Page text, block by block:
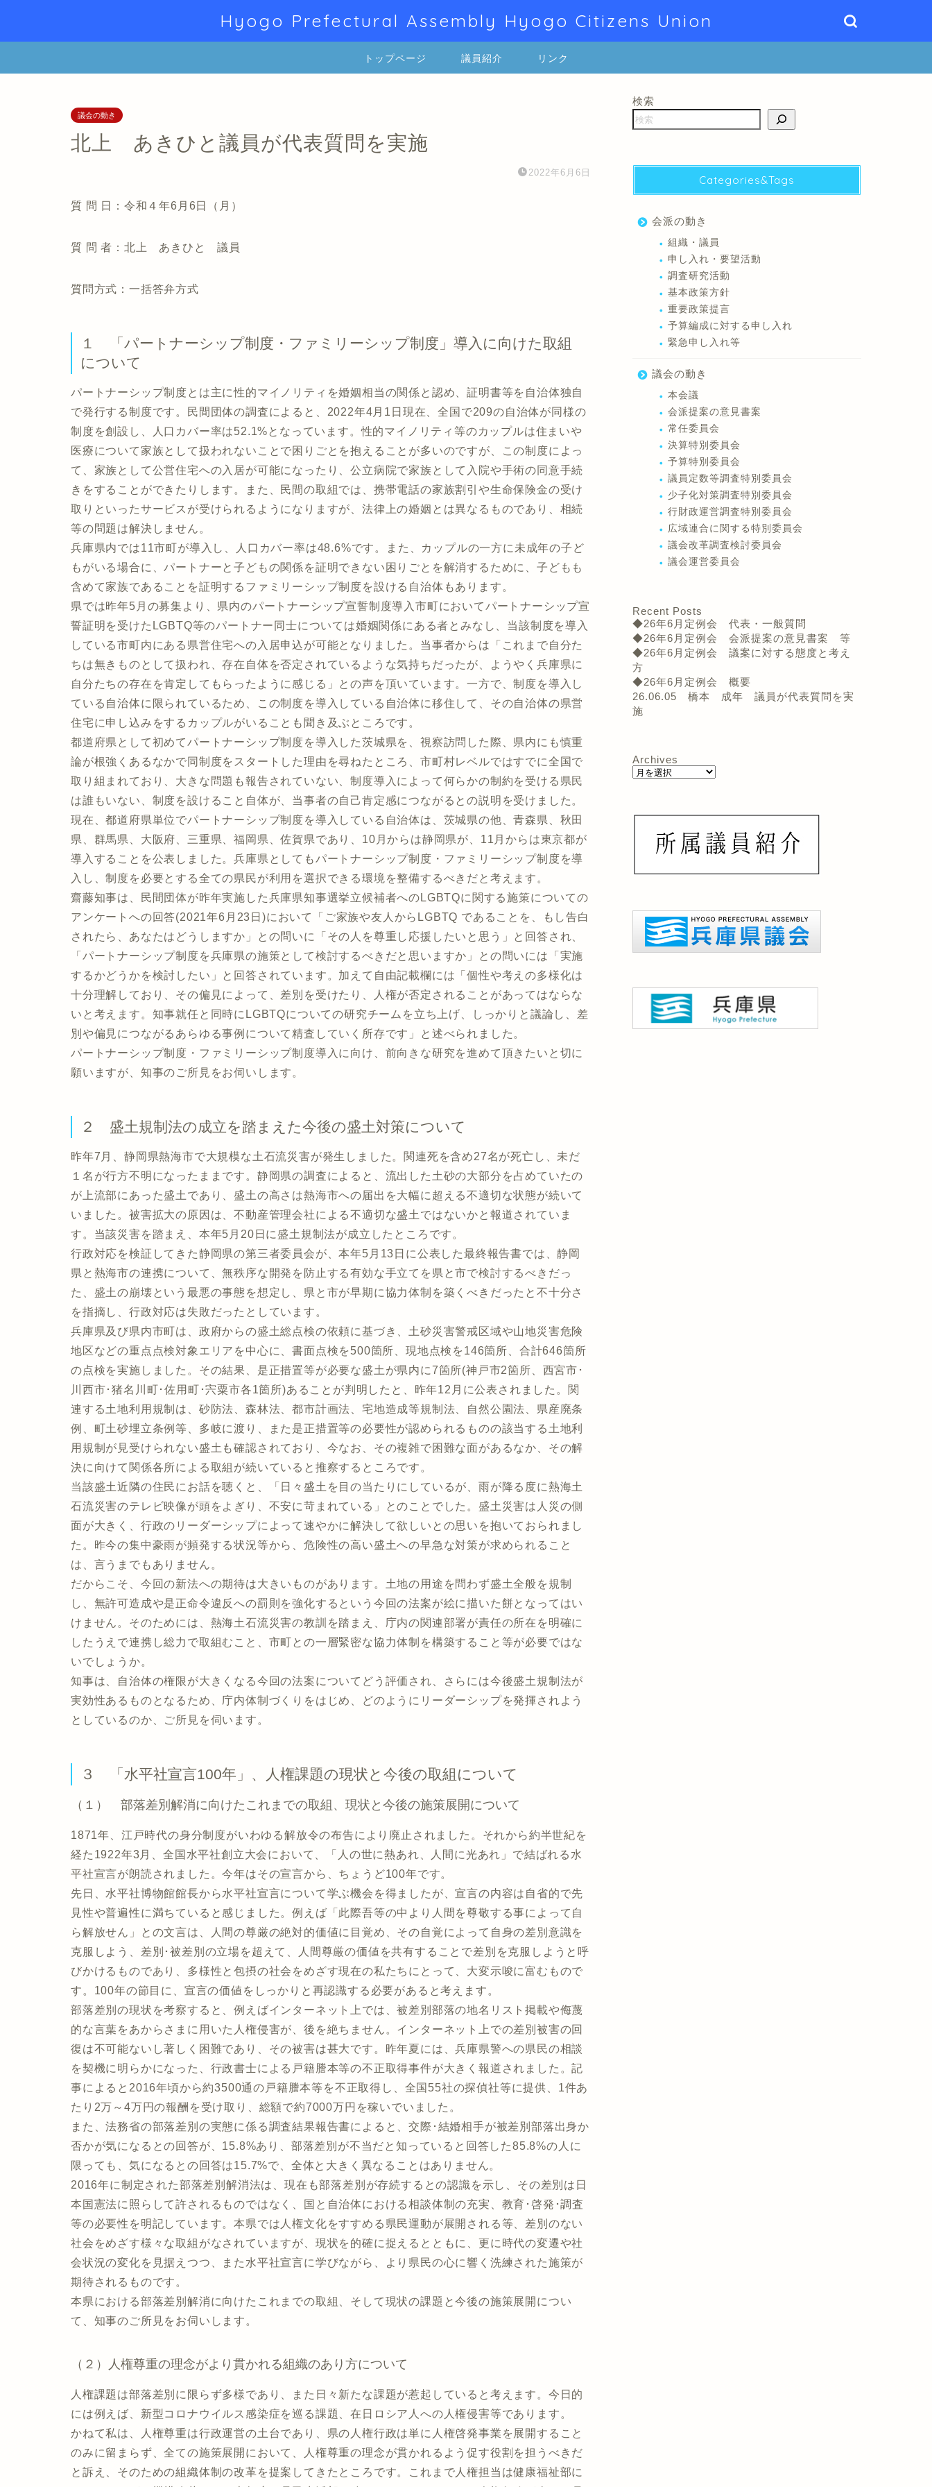
Hyogo Prefectural Assembly Hyogo Citizens Union
トップページ 議員紹介 リンク
議会の動き
北上 あきひと議員が代表質問を実施
2022年6月6日
質 問 日：令和４年6月6日（月）
質 問 者：北上 あきひと 議員
質問方式：一括答弁方式
１ 「パートナーシップ制度・ファミリーシップ制度」導入に向けた取組
について
パートナーシップ制度とは主に性的マイノリティを婚姻相当の関係と認め、証明書等を自治体独自
で発行する制度です。民間団体の調査によると、2022年4月1日現在、全国で209の自治体が同様の
制度を創設し、人口カバー率は52.1%となっています。性的マイノリティ等のカップルは住まいや
医療について家族として扱われないことで困りごとを抱えることが多いのですが、この制度によっ
て、家族として公営住宅への入居が可能になったり、公立病院で家族として入院や手術の同意手続
きをすることができたりします。また、民間の取組では、携帯電話の家族割引や生命保険金の受け
取りといったサービスが受けられるようになりますが、法律上の婚姻とは異なるものであり、相続
等の問題は解決しません。
兵庫県内では11市町が導入し、人口カバー率は48.6%です。また、カップルの一方に未成年の子ど
もがいる場合に、パートナーと子どもの関係を証明できない困りごとを解消するために、子どもも
含めて家族であることを証明するファミリーシップ制度を設ける自治体もあります。
県では昨年5月の募集より、県内のパートナーシップ宣誓制度導入市町においてパートナーシップ宣
誓証明を受けたLGBTQ等のパートナー同士については婚姻関係にある者とみなし、当該制度を導入
している市町内にある県営住宅への入居申込が可能となりました。当事者からは「これまで自分た
ちは無きものとして扱われ、存在自体を否定されているような気持ちだったが、ようやく兵庫県に
自分たちの存在を肯定してもらったように感じる」との声を頂いています。一方で、制度を導入し
ている自治体に限られているため、この制度を導入している自治体に移住して、その自治体の県営
住宅に申し込みをするカップルがいることも聞き及ぶところです。
都道府県として初めてパートナーシップ制度を導入した茨城県を、視察訪問した際、県内にも慎重
論が根強くあるなかで同制度をスタートした理由を尋ねたところ、市町村レベルではすでに全国で
取り組まれており、大きな問題も報告されていない、制度導入によって何らかの制約を受ける県民
は誰もいない、制度を設けること自体が、当事者の自己肯定感につながるとの説明を受けました。
現在、都道府県単位でパートナーシップ制度を導入している自治体は、茨城県の他、青森県、秋田
県、群馬県、大阪府、三重県、福岡県、佐賀県であり、10月からは静岡県が、11月からは東京都が
導入することを公表しました。兵庫県としてもパートナーシップ制度・ファミリーシップ制度を導
入し、制度を必要とする全ての県民が利用を選択できる環境を整備するべきだと考えます。
齋藤知事は、民間団体が昨年実施した兵庫県知事選挙立候補者へのLGBTQに関する施策についての
アンケートへの回答(2021年6月23日)において「ご家族や友人からLGBTQ であることを、もし告白
されたら、あなたはどうしますか」との問いに「その人を尊重し応援したいと思う」と回答され、
「パートナーシップ制度を兵庫県の施策として検討するべきだと思いますか」との問いには「実施
するかどうかを検討したい」と回答されています。加えて自由記載欄には「個性や考えの多様化は
十分理解しており、その偏見によって、差別を受けたり、人権が否定されることがあってはならな
いと考えます。知事就任と同時にLGBTQについての研究チームを立ち上げ、しっかりと議論し、差
別や偏見につながるあらゆる事例について精査していく所存です」と述べられました。
パートナーシップ制度・ファミリーシップ制度導入に向け、前向きな研究を進めて頂きたいと切に
願いますが、知事のご所見をお伺いします。
２ 盛土規制法の成立を踏まえた今後の盛土対策について
昨年7月、静岡県熱海市で大規模な土石流災害が発生しました。関連死を含め27名が死亡し、未だ
１名が行方不明になったままです。静岡県の調査によると、流出した土砂の大部分を占めていたの
が上流部にあった盛土であり、盛土の高さは熱海市への届出を大幅に超える不適切な状態が続いて
いました。被害拡大の原因は、不動産管理会社による不適切な盛土ではないかと報道されていま
す。当該災害を踏まえ、本年5月20日に盛土規制法が成立したところです。
行政対応を検証してきた静岡県の第三者委員会が、本年5月13日に公表した最終報告書では、静岡
県と熱海市の連携について、無秩序な開発を防止する有効な手立てを県と市で検討するべきだっ
た、盛土の崩壊という最悪の事態を想定し、県と市が早期に協力体制を築くべきだったと不十分さ
を指摘し、行政対応は失敗だったとしています。
兵庫県及び県内市町は、政府からの盛土総点検の依頼に基づき、土砂災害警戒区域や山地災害危険
地区などの重点点検対象エリアを中心に、書面点検を500箇所、現地点検を146箇所、合計646箇所
の点検を実施しました。その結果、是正措置等が必要な盛土が県内に7箇所(神戸市2箇所、西宮市･
川西市･猪名川町･佐用町･宍粟市各1箇所)あることが判明したと、昨年12月に公表されました。関
連する土地利用規制は、砂防法、森林法、都市計画法、宅地造成等規制法、自然公園法、県産廃条
例、町土砂埋立条例等、多岐に渡り、また是正措置等の必要性が認められるものの該当する土地利
用規制が見受けられない盛土も確認されており、今なお、その複雑で困難な面があるなか、その解
決に向けて関係各所による取組が続いていると推察するところです。
当該盛土近隣の住民にお話を聴くと、「日々盛土を目の当たりにしているが、雨が降る度に熱海土
石流災害のテレビ映像が頭をよぎり、不安に苛まれている」とのことでした。盛土災害は人災の側
面が大きく、行政のリーダーシップによって速やかに解決して欲しいとの思いを抱いておられまし
た。昨今の集中豪雨が頻発する状況等から、危険性の高い盛土への早急な対策が求められること
は、言うまでもありません。
だからこそ、今回の新法への期待は大きいものがあります。土地の用途を問わず盛土全般を規制
し、無許可造成や是正命令違反への罰則を強化するという今回の法案が絵に描いた餅となってはい
けません。そのためには、熱海土石流災害の教訓を踏まえ、庁内の関連部署が責任の所在を明確に
したうえで連携し総力で取組むこと、市町との一層緊密な協力体制を構築すること等が必要ではな
いでしょうか。
知事は、自治体の権限が大きくなる今回の法案についてどう評価され、さらには今後盛土規制法が
実効性あるものとなるため、庁内体制づくりをはじめ、どのようにリーダーシップを発揮されよう
としているのか、ご所見を伺います。
３ 「水平社宣言100年」、人権課題の現状と今後の取組について
（１） 部落差別解消に向けたこれまでの取組、現状と今後の施策展開について
1871年、江戸時代の身分制度がいわゆる解放令の布告により廃止されました。それから約半世紀を
経た1922年3月、全国水平社創立大会において、「人の世に熱あれ、人間に光あれ」で結ばれる水
平社宣言が朗読されました。今年はその宣言から、ちょうど100年です。
先日、水平社博物館館長から水平社宣言について学ぶ機会を得ましたが、宣言の内容は自省的で先
見性や普遍性に満ちていると感じました。例えば「此際吾等の中より人間を尊敬する事によって自
ら解放せん」との文言は、人間の尊厳の絶対的価値に目覚め、その自覚によって自身の差別意識を
克服しよう、差別･被差別の立場を超えて、人間尊厳の価値を共有することで差別を克服しようと呼
びかけるものであり、多様性と包摂の社会をめざす現在の私たちにとって、大変示唆に富むもので
す。100年の節目に、宣言の価値をしっかりと再認識する必要があると考えます。
部落差別の現状を考察すると、例えばインターネット上では、被差別部落の地名リスト掲載や侮蔑
的な言葉をあからさまに用いた人権侵害が、後を絶ちません。インターネット上での差別被害の回
復は不可能ないし著しく困難であり、その被害は甚大です。昨年夏には、兵庫県警への県民の相談
を契機に明らかになった、行政書士による戸籍謄本等の不正取得事件が大きく報道されました。記
事によると2016年頃から約3500通の戸籍謄本等を不正取得し、全国55社の探偵社等に提供、1件あ
たり2万～4万円の報酬を受け取り、総額で約7000万円を稼いでいました。
また、法務省の部落差別の実態に係る調査結果報告書によると、交際･結婚相手が被差別部落出身か
否かが気になるとの回答が、15.8%あり、部落差別が不当だと知っていると回答した85.8%の人に
限っても、気になるとの回答は15.7%で、全体と大きく異なることはありません。
2016年に制定された部落差別解消法は、現在も部落差別が存続するとの認識を示し、その差別は日
本国憲法に照らして許されるものではなく、国と自治体における相談体制の充実、教育･啓発･調査
等の必要性を明記しています。本県では人権文化をすすめる県民運動が展開される等、差別のない
社会をめざす様々な取組がなされていますが、現状を的確に捉えるとともに、更に時代の変遷や社
会状況の変化を見据えつつ、また水平社宣言に学びながら、より県民の心に響く洗練された施策が
期待されるものです。
本県における部落差別解消に向けたこれまでの取組、そして現状の課題と今後の施策展開につい
て、知事のご所見をお伺いします。
（２）人権尊重の理念がより貫かれる組織のあり方について
人権課題は部落差別に限らず多様であり、また日々新たな課題が惹起していると考えます。今日的
には例えば、新型コロナウイルス感染症を巡る課題、在日ロシア人への人権侵害等であります。
かねて私は、人権尊重は行政運営の土台であり、県の人権行政は単に人権啓発事業を展開すること
のみに留まらず、全ての施策展開において、人権尊重の理念が貫かれるよう促す役割を担うべきだ
と訴え、そのための組織体制の改革を提案してきたところです。これまで人権担当は健康福祉部に
検索
Categories&Tags
会派の動き
組織・議員
申し入れ・要望活動
調査研究活動
基本政策方針
重要政策提言
予算編成に対する申し入れ
緊急申し入れ等
議会の動き
本会議
会派提案の意見書案
常任委員会
決算特別委員会
予算特別委員会
議員定数等調査特別委員会
少子化対策調査特別委員会
行財政運営調査特別委員会
広域連合に関する特別委員会
議会改革調査検討委員会
議会運営委員会
Recent Posts
◆26年6月定例会 代表・一般質問
◆26年6月定例会 会派提案の意見書案 等
◆26年6月定例会 議案に対する態度と考え
方
◆26年6月定例会 概要
26.06.05 橋本 成年 議員が代表質問を実
施
Archives